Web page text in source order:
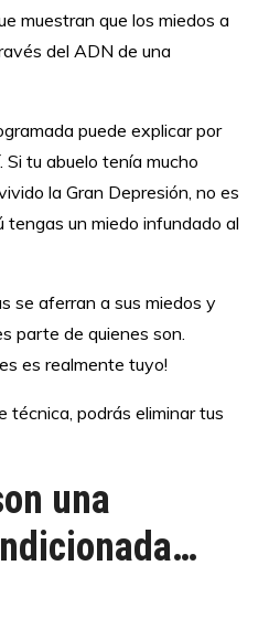
muestran que los miedos a
del ADN de una
puede explicar por
tu abuelo tenía mucho
la Gran Depresión, no es
un miedo infundado al
se aferran a sus miedos y
parte de quienes son.
es realmente tuyo!
técnica, podrás eliminar tus
una